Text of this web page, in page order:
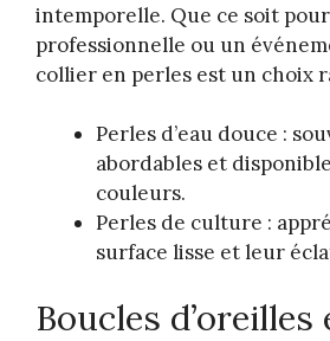
intemporelle. Que ce soit
professionnelle ou un
collier en perles est un choix
Perles d’eau douce :
abordables et
couleurs.
Perles de culture :
surface lisse et leur
Boucles d’oreilles